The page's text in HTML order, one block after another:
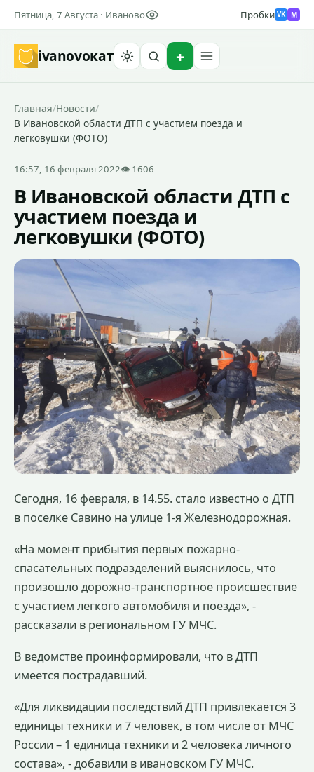
Пятница, 7 Августа · Иваново Пробки VK M
ivanovoкат
Главная/Новости/
В Ивановской области ДТП с участием поезда и
легковушки (ФОТО)
16:57, 16 февраля 2022👁 1606
В Ивановской области ДТП с
участием поезда и
легковушки (ФОТО)
Сегодня, 16 февраля, в 14.55. стало известно о ДТП
в поселке Савино на улице 1-я Железнодорожная.
«На момент прибытия первых пожарно-
спасательных подразделений выяснилось, что
произошло дорожно-транспортное происшествие
с участием легкого автомобиля и поезда», -
рассказали в региональном ГУ МЧС.
В ведомстве проинформировали, что в ДТП
имеется пострадавший.
«Для ликвидации последствий ДТП привлекается 3
единицы техники и 7 человек, в том числе от МЧС
России – 1 единица техники и 2 человека личного
состава», - добавили в ивановском ГУ МЧС.